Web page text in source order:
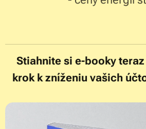
Stiahnite si e-booky
krok k zníženiu vašich